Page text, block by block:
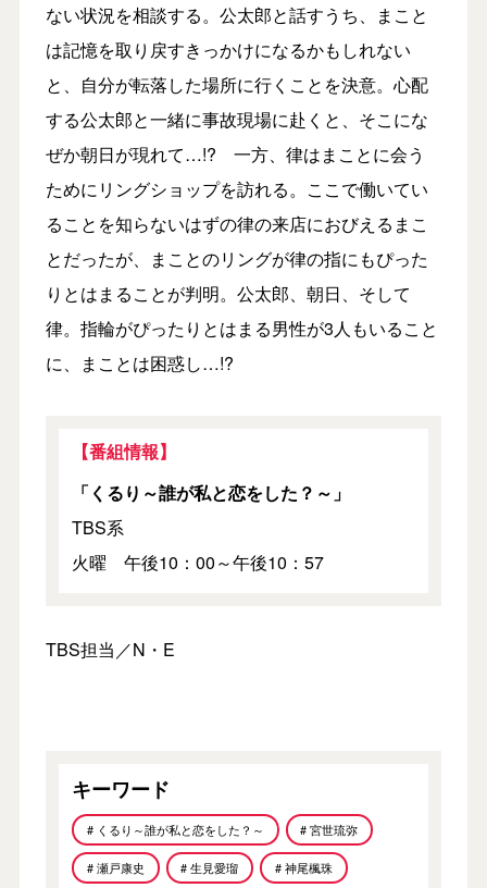
ない状況を相談する。公太郎と話すうち、まこと
は記憶を取り戻すきっかけになるかもしれない
と、自分が転落した場所に行くことを決意。心配
する公太郎と一緒に事故現場に赴くと、そこにな
ぜか朝日が現れて…!? 一方、律はまことに会う
ためにリングショップを訪れる。ここで働いてい
ることを知らないはずの律の来店におびえるまこ
とだったが、まことのリングが律の指にもぴった
りとはまることが判明。公太郎、朝日、そして
律。指輪がぴったりとはまる男性が3人もいること
に、まことは困惑し…!?
【番組情報】
「くるり～誰が私と恋をした？～」
TBS系
火曜 午後10：00～午後10：57
TBS担当／N・E
キーワード
# くるり～誰が私と恋をした？～ # 宮世琉弥
# 瀬戸康史 # 生見愛瑠 # 神尾楓珠